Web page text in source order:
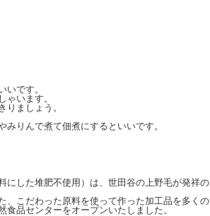
いです。
います。
ましょう。
りんで煮て佃煮にするといいです。
にした堆肥不使用）は、世田谷の上野毛が発祥の
、こだわった原料を使って作った加工品を多くの
品センターをオープンいたしました。